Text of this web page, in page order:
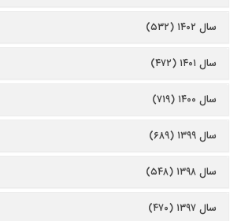
سال ۱۴۰۲ (۵۳۲)
سال ۱۴۰۱ (۴۷۲)
سال ۱۴۰۰ (۷۱۹)
سال ۱۳۹۹ (۶۸۹)
سال ۱۳۹۸ (۵۴۸)
سال ۱۳۹۷ (۴۷۰)